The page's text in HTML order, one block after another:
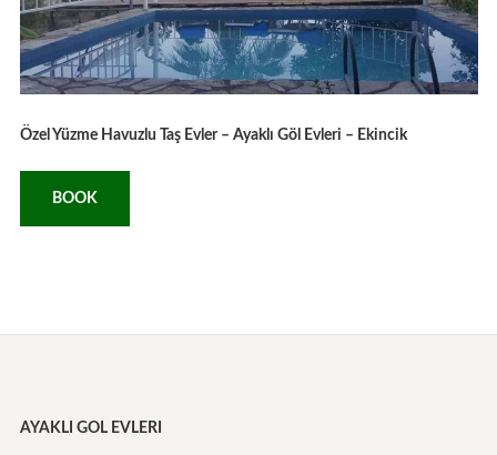
Özel Yüzme Havuzlu Taş Evler – Ayaklı Göl Evleri – Ekincik
BOOK
AYAKLI GOL EVLERI